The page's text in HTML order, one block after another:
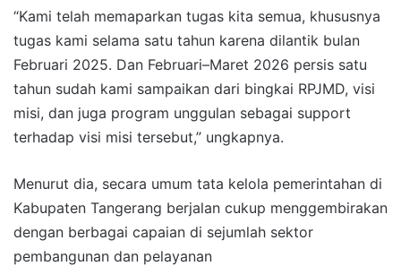
“Kami telah memaparkan tugas kita semua, khususnya
tugas kami selama satu tahun karena dilantik bulan
Februari 2025. Dan Februari–Maret 2026 persis satu
tahun sudah kami sampaikan dari bingkai RPJMD, visi
misi, dan juga program unggulan sebagai support
terhadap visi misi tersebut,” ungkapnya.
Menurut dia, secara umum tata kelola pemerintahan di
Kabupaten Tangerang berjalan cukup menggembirakan
dengan berbagai capaian di sejumlah sektor
pembangunan dan pelayanan